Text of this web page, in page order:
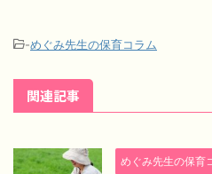
-めぐみ先生の保育コラム
関連記事
めぐみ先生の保育